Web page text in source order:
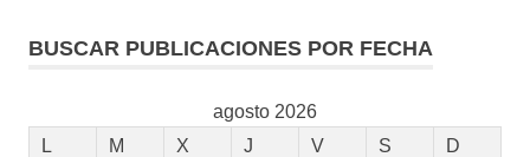
BUSCAR PUBLICACIONES POR FECHA
agosto 2026
L
M X J V S
D